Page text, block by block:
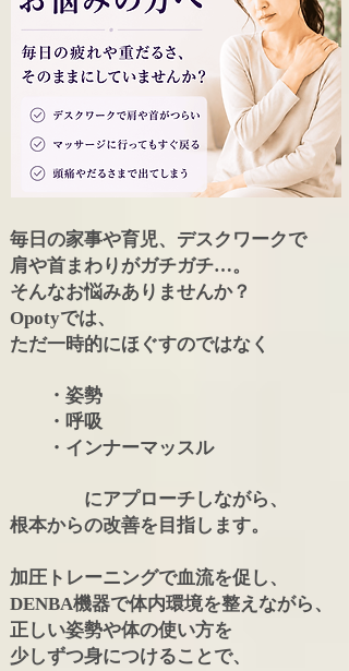
毎日の家事や育児、デスクワークで
肩や首まわりがガチガチ…。
そんなお悩みありませんか？
Opotyでは、
ただ一時的にほぐすのではなく
・姿勢
・呼吸
・インナーマッスル
にアプローチしながら、
根本からの改善を目指します。
加圧トレーニングで血流を促し、
DENBA機器で体内環境を整えながら、
正しい姿勢や体の使い方を
少しずつ身につけることで、